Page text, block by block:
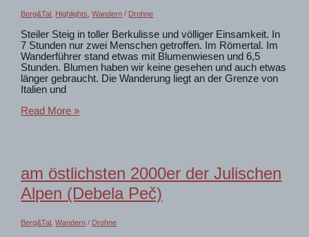
Berg&Tal Highlights ,Wandern / Drohne
Steiler Steig in toller Berkulisse und völliger Einsamkeit. In
7 Stunden nur zwei Menschen getroffen. Im Römertal. Im
Wanderführer stand etwas mit Blumenwiesen und 6,5
Stunden. Blumen haben wir keine gesehen und auch etwas
länger gebraucht. Die Wanderung liegt an der Grenze von
Italien und
Einsam
2
Menschen
Read More »
am östlichsten 2000er der Julischen
Alpen (Debela Peč)
Berg&Tal ,Wandern / Drohne